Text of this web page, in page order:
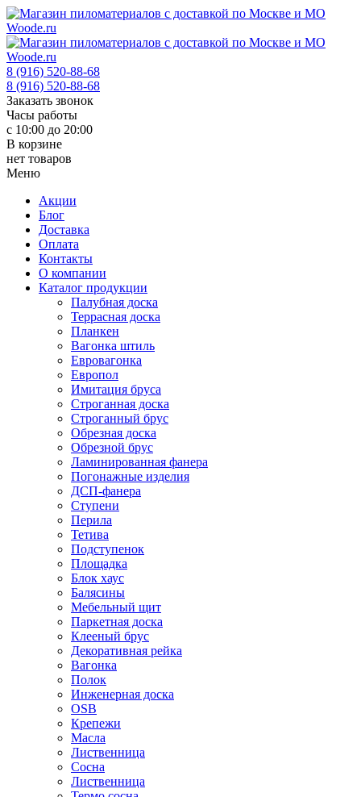
8 (916) 520-88-68
8 (916) 520-88-68
Заказать звонок
Часы работы
с 10:00 до 20:00
В корзине
нет товаров
Меню
Акции
Блог
Доставка
Оплата
Контакты
О компании
Каталог продукции
Палубная доска
Террасная доска
Планкен
Вагонка штиль
Евровагонка
Европол
Имитация бруса
Строганная доска
Строганный брус
Обрезная доска
Обрезной брус
Ламинированная фанера
Погонажные изделия
ДСП-фанера
Ступени
Перила
Тетива
Подступенок
Площадка
Блок хаус
Балясины
Мебельный щит
Паркетная доска
Клееный брус
Декоративная рейка
Вагонка
Полок
Инженерная доска
OSB
Крепежи
Масла
Лиственница
Сосна
Лиственница